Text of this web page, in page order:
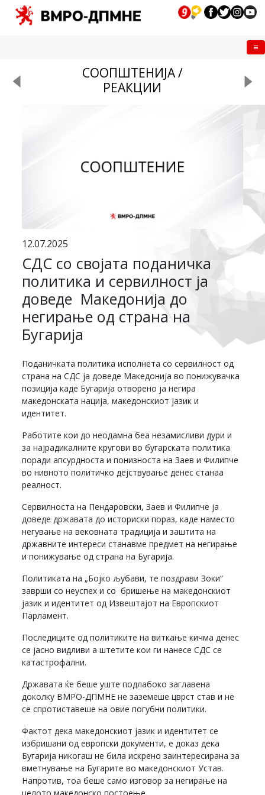
СООПШТЕНИЈА /
РЕАКЦИИ
12.07.2025
СДС со својата поданичка
политика и сервилност ја
доведе Македонија до
негирање од страна на
Бугарија
Поданичката политика исполнета со сервилност од
страна на СДС ја доведе Македонија во понижувачка
позиција каде Бугарија отворено ја негира
македонската нација, македонскиот јазик и
идентитет.
Работите кои до неодамна беа незамисливи дури и
за најрадикалните кругови во бугарската политика
поради апсурдноста и понизноста на Заев и Филипче
во нивното политичко дејствување денес станаа
реалност.
Сервилноста на Пендаровски, Заев и Филипче ја
доведе државата до историски пораз, каде наместо
негување на вековната традиција и заштита на
државните интереси станавме предмет на негирање
и понижување од страна на Бугарија.
Политиката на „Бојко љубави, те поздрави Зоки“
заврши со неуспех и со бришење на македонскиот
јазик и идентитет од Извештајот на Европскиот
Парламент.
Последиците од политиките на виткање кичма денес
се јасно видливи а штетите кои ги нанесе СДС се
катастрофални.
Државата ќе беше уште подлабоко заглавена
доколку ВМРО-ДПМНЕ не заземеше цврст став и не
се спротиставеше на овие погубни политики.
Фактот дека македонскиот јазик и идентитет се
избришани од европски документи, е доказ дека
Бугарија никогаш не била искрено заинтересирана за
вметнување на Бугарите во македонскиот Устав.
Напротив, тоа беше само изговор за негирање на